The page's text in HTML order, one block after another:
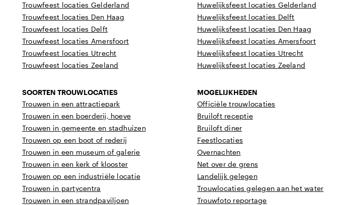
Trouwfeest locaties Gelderland
Trouwfeest locaties Den Haag
Trouwfeest locaties Delft
Trouwfeest locaties Amersfoort
Trouwfeest locaties Utrecht
Trouwfeest locaties Zeeland
Huwelijksfeest locaties Gelderland
Huwelijksfeest locaties Delft
Huwelijksfeest locaties Den Haag
Huwelijksfeest locaties Amersfoort
Huwelijksfeest locaties Utrecht
Huwelijksfeest locaties Zeeland
SOORTEN TROUWLOCATIES
Trouwen in een attractiepark
Trouwen in een boerderij, hoeve
Trouwen in gemeente en stadhuizen
Trouwen op een boot of rederij
Trouwen in een museum of galerie
Trouwen in een kerk of klooster
Trouwen op een industriële locatie
Trouwen in partycentra
Trouwen in een strandpaviljoen
MOGELIJKHEDEN
Officiële trouwlocaties
Bruiloft receptie
Bruiloft diner
Feestlocaties
Overnachten
Net over de grens
Landelijk gelegen
Trouwlocaties gelegen aan het water
Trouwfoto reportage